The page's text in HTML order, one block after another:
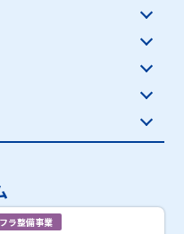
ラ整備事業